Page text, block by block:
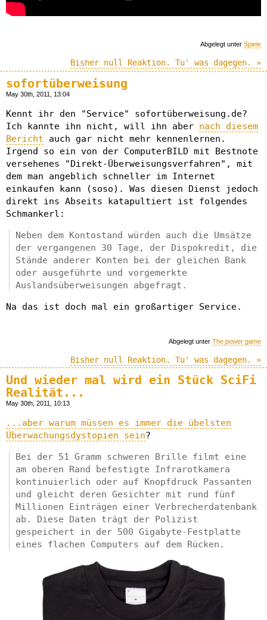
Abgelegt unter Spiele
Bisher null Reaktion. Tu' was dagegen. »
sofortüberweisung
May 30th, 2011, 13:04
Kennt ihr den "Service" sofortüberweisung.de?
Ich kannte ihn nicht, will ihn aber nach diesem
Bericht auch gar nicht mehr kennenlernen.
Irgend so ein von der ComputerBILD mit Bestnote
versehenes "Direkt-Überweisungsverfahren", mit
dem man angeblich schneller im Internet
einkaufen kann (soso). Was diesen Dienst jedoch
direkt ins Abseits katapultiert ist folgendes
Schmankerl:
Neben dem Kontostand würden auch die Umsätze
der vergangenen 30 Tage, der Dispokredit, die
Stände anderer Konten bei der gleichen Bank
oder ausgeführte und vorgemerkte
Auslandsüberweisungen abgefragt.
Na das ist doch mal ein großartiger Service.
Abgelegt unter The power game
Bisher null Reaktion. Tu' was dagegen. »
Und wieder mal wird ein Stück SciFi
Realität...
May 30th, 2011, 10:13
...aber warum müssen es immer die übelsten
Überwachungsdystopien sein?
Bei der 51 Gramm schweren Brille filmt eine
am oberen Rand befestigte Infrarotkamera
kontinuierlich oder auf Knopfdruck Passanten
und gleicht deren Gesichter mit rund fünf
Millionen Einträgen einer Verbrecherdatenbank
ab. Diese Daten trägt der Polizist
gespeichert in der 500 Gigabyte-Festplatte
eines flachen Computers auf dem Rücken.